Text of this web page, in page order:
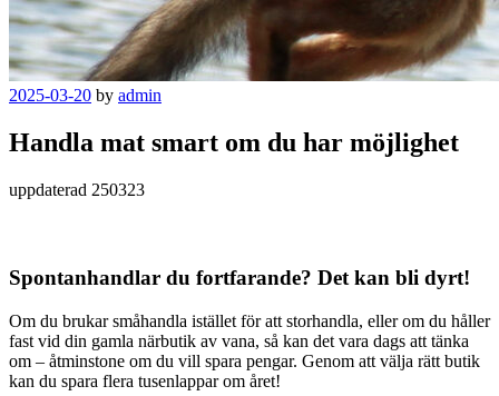
2025-03-20 by admin
Handla mat smart om du har möjlighet
uppdaterad 250323
Spontanhandlar du fortfarande? Det kan bli dyrt!
Om du brukar småhandla istället för att storhandla, eller om du håller
fast vid din gamla närbutik av vana, så kan det vara dags att tänka
om – åtminstone om du vill spara pengar. Genom att välja rätt butik
kan du spara flera tusenlappar om året!